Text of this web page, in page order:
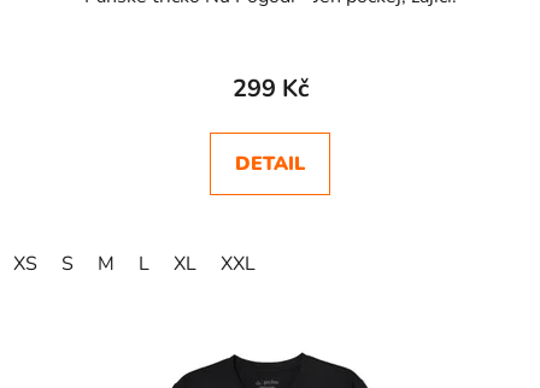
299 Kč
DETAIL
XS S M L XL XXL